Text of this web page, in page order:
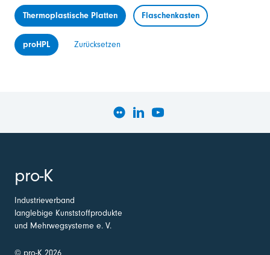
Thermoplastische Platten Flaschenkasten
proHPL Zurücksetzen
pro-K
Industrieverband
langlebige Kunststoffprodukte
und Mehrwegsysteme e. V.
© pro-K 2026